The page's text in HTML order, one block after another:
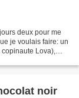
deux pour me
je voulais faire: un
Lova),
noir